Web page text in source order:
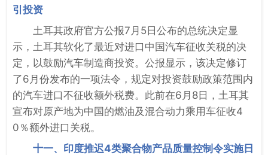
引投资
土耳其政府官方公报7月5日公布的总统决定显
示，土耳其软化了最近对进口中国汽车征收关税的决
定，以鼓励汽车制造商投资。公报显示，该决定修订
了6月份发布的一项法令，规定对投资鼓励政策范围内
的汽车进口不征收额外税费。此前在6月8日，土耳其
宣布对原产地为中国的燃油及混合动力乘用车征收4
0％额外进口关税。
十一、印度推迟4类聚合物产品质量控制令实施日